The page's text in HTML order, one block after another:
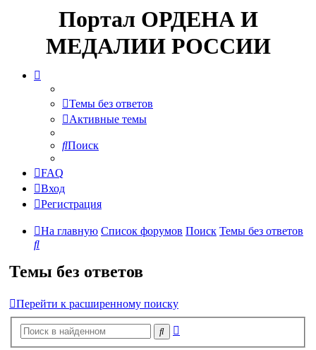
Портал ОРДЕНА И
МЕДАЛИИ РОССИИ
Темы без ответов
Активные темы
Поиск
FAQ
Вход
Регистрация
На главную Список форумов Поиск Темы без ответов
Поиск
Темы без ответов
Перейти к расширенному поиску
Поиск